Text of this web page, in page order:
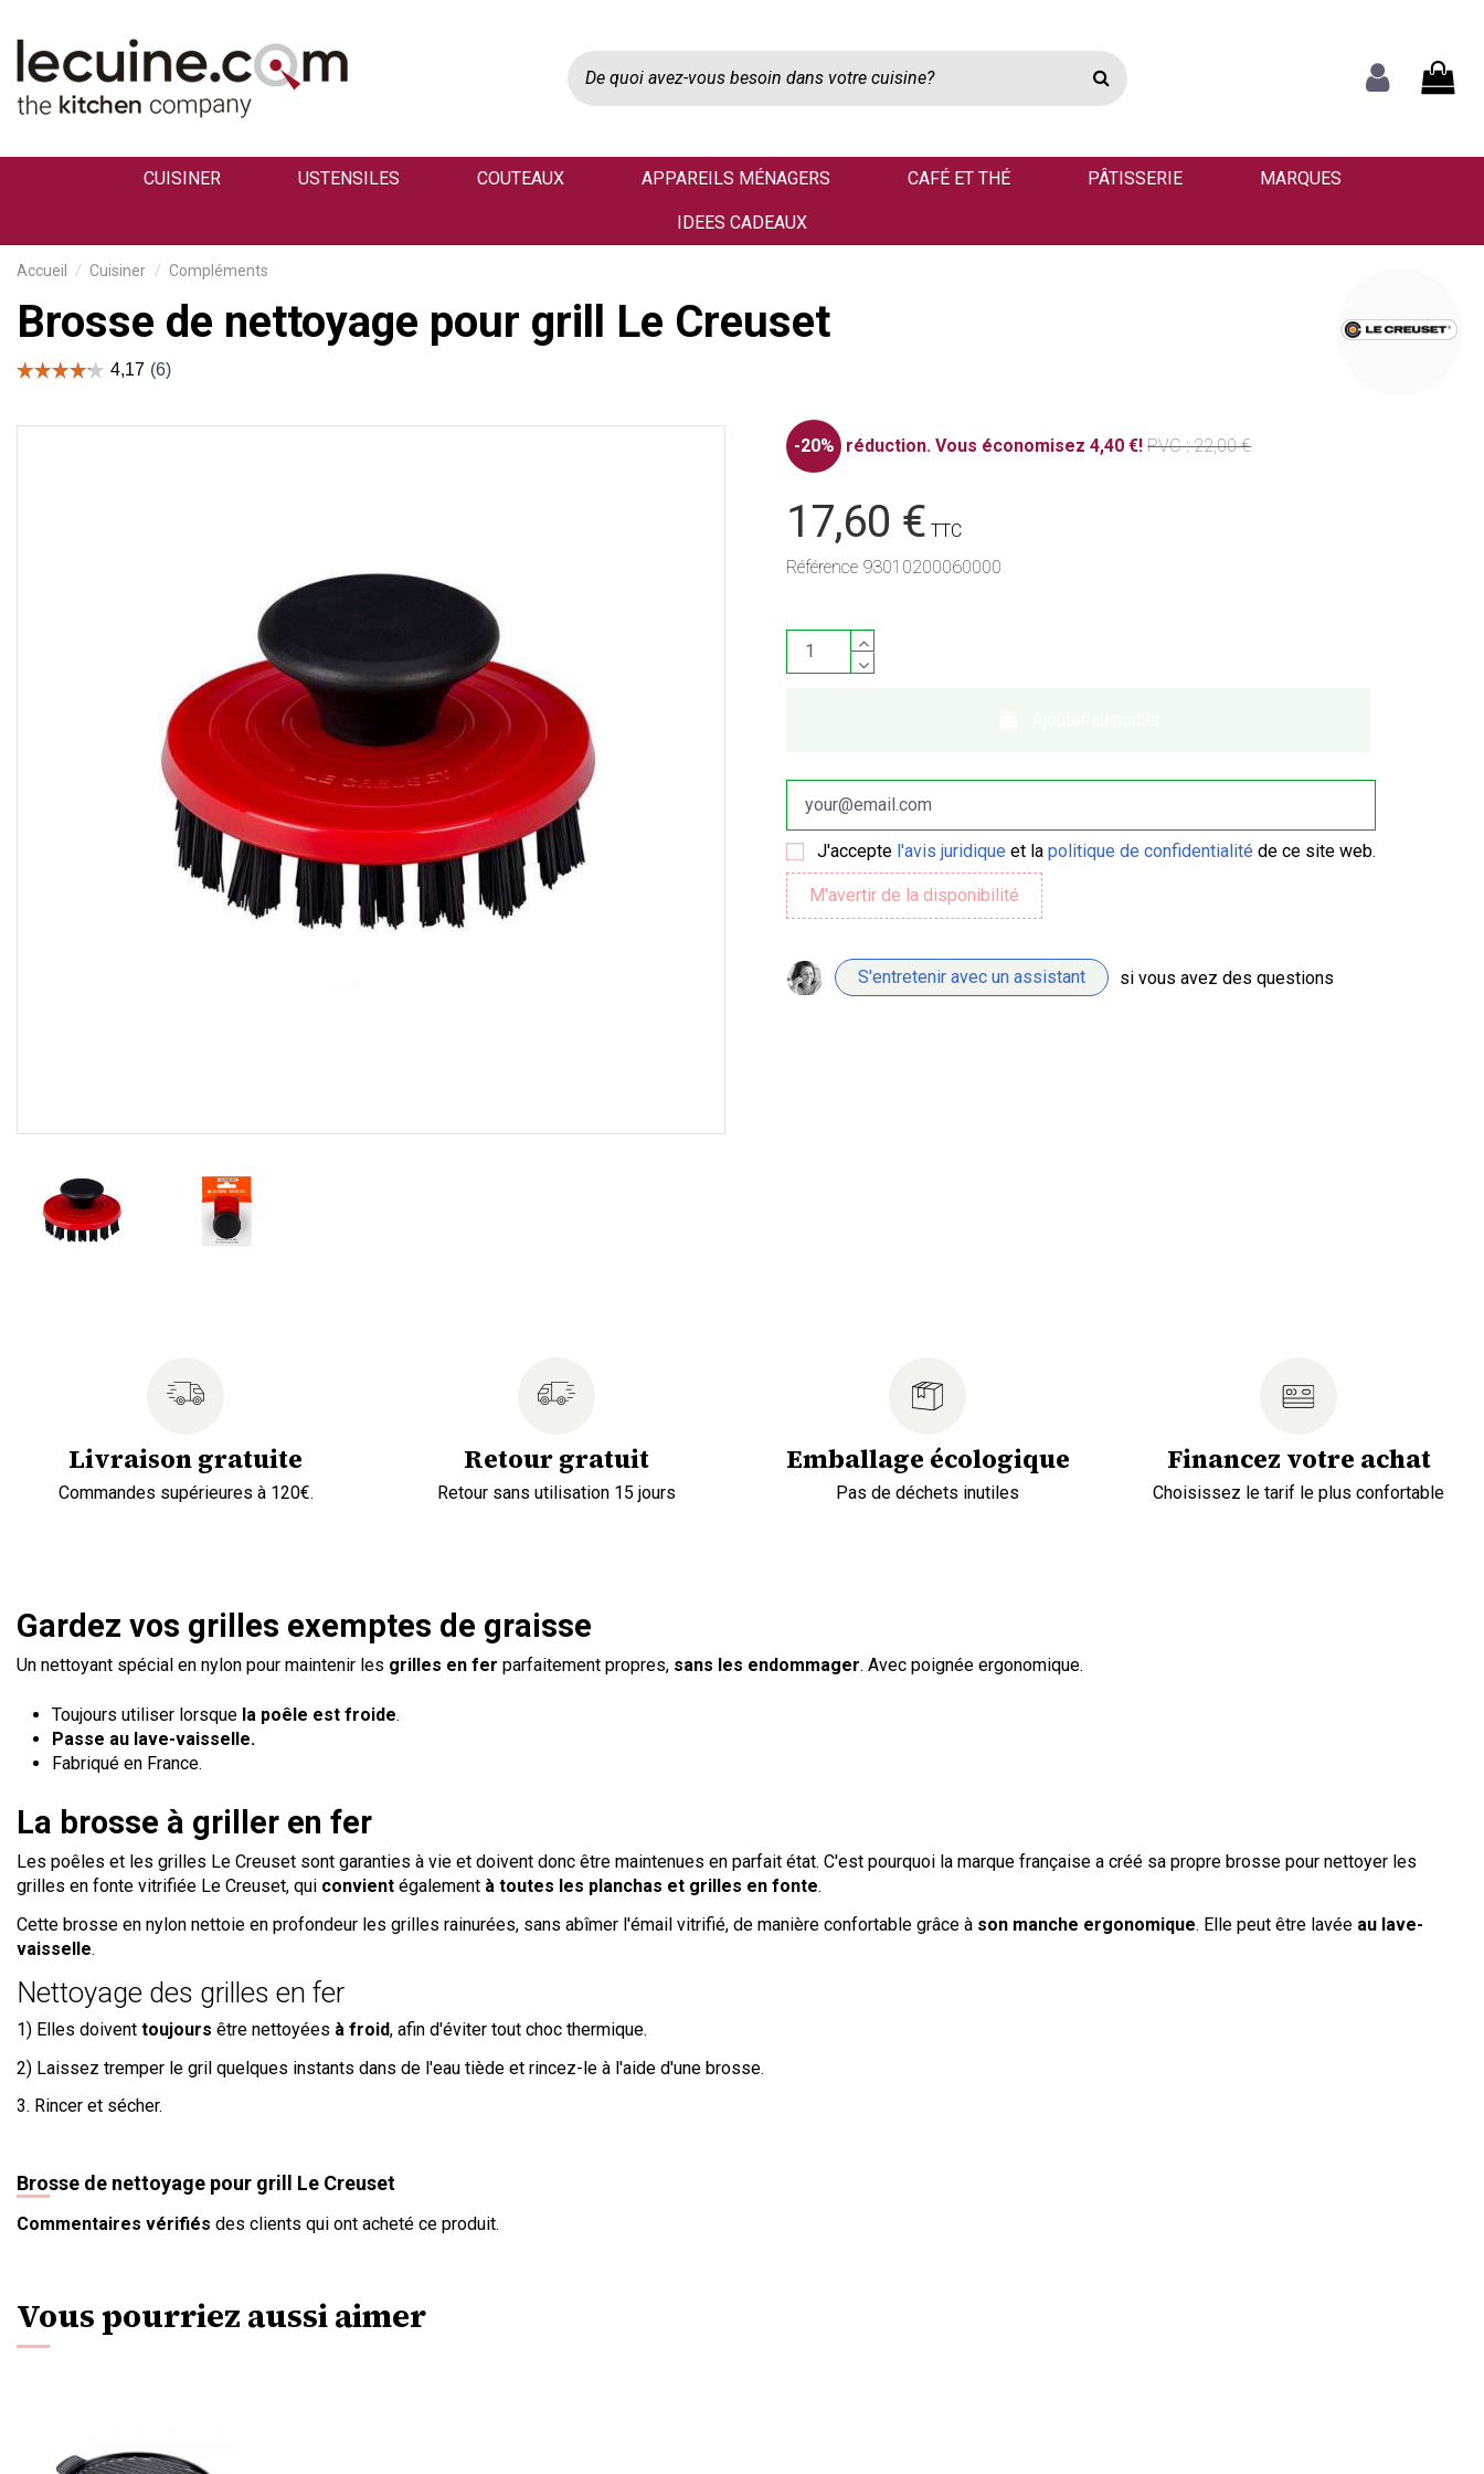
CUISINER USTENSILES COUTEAUX APPAREILS MÉNAGERS CAFÉ ET THÉ PÂTISSERIE MARQUES
IDEES CADEAUX
Accueil Cuisiner Compléments
Brosse de nettoyage pour grill Le Creuset
-20% réduction.Vous économisez 4,40 €! PVC : 22,00 €
17,60 € TTC
Référence 93010200060000
J'accepte l'avis juridique et lapolitique de confidentialité de ce site web.
S'entretenir avec un assistant si vous avez des questions
Livraison gratuite
Commandes supérieures à 120€.
Retour gratuit
Retour sans utilisation 15 jours
Emballage écologique
Pas de déchets inutiles
Financez votre achat
Choisissez le tarif le plus confortable
Gardez vos grilles exemptes de graisse
Un nettoyant spécial en nylon pour maintenir les grilles en fer parfaitement propres, sans les endommager. Avec poignée ergonomique.
Toujours utiliser lorsque la poêle est froide.
Passe au lave-vaisselle.
Fabriqué en France.
La brosse à griller en fer
Les poêles et les grilles Le Creuset sont garanties à vie et doivent donc être maintenues en parfait état. C'est pourquoi la marque française a créé sa propre brosse pour nettoyer les
grilles en fonte vitrifiée Le Creuset, qui convient également à toutes les planchas et grilles en fonte.
Cette brosse en nylon nettoie en profondeur les grilles rainurées, sans abîmer l'émail vitrifié, de manière confortable grâce à son manche ergonomique. Elle peut être lavée au lave-
vaisselle.
Nettoyage des grilles en fer
1) Elles doivent toujours être nettoyées à froid, afin d'éviter tout choc thermique.
2) Laissez tremper le gril quelques instants dans de l'eau tiède et rincez-le à l'aide d'une brosse.
3. Rincer et sécher.
Brosse de nettoyage pour grill Le Creuset
Commentaires vérifiés des clients qui ont acheté ce produit.
Vous pourriez aussi aimer